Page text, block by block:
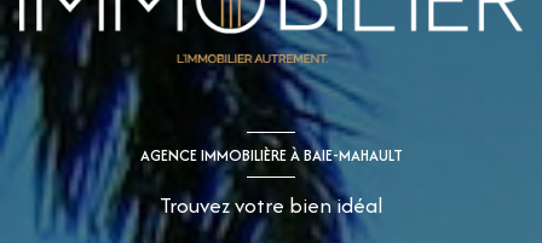
AGENCE IMMOBILIÈRE À BAIE-MAHAULT
Trouvez votre bien idéal